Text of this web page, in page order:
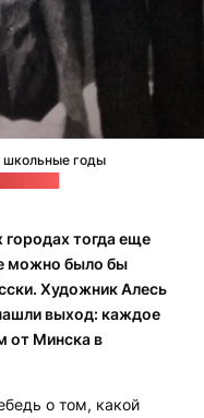
школьные годы
тогда еще
можно было бы
Художник Алесь
выход: каждое
от Минска в
о том, какой